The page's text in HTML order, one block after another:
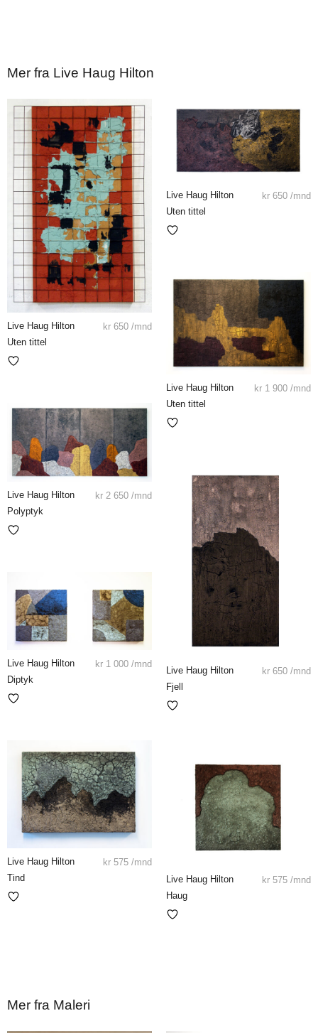
Mer fra Live Haug Hilton
Live Haug Hilton
Uten tittel
kr 650 /mnd
Live Haug Hilton
Uten tittel
kr 650 /mnd
Live Haug Hilton
Uten tittel
kr 1 900 /mnd
Live Haug Hilton
Polyptyk
kr 2 650 /mnd
Live Haug Hilton
Fjell
kr 650 /mnd
Live Haug Hilton
Diptyk
kr 1 000 /mnd
Live Haug Hilton
Tind
kr 575 /mnd
Live Haug Hilton
Haug
kr 575 /mnd
Mer fra Maleri